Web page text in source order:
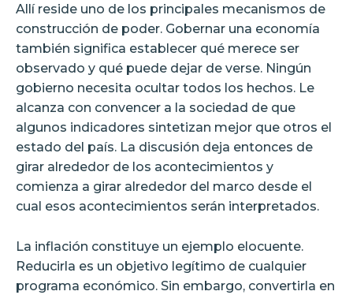
Allí reside uno de los principales mecanismos de
construcción de poder. Gobernar una economía
también significa establecer qué merece ser
observado y qué puede dejar de verse. Ningún
gobierno necesita ocultar todos los hechos. Le
alcanza con convencer a la sociedad de que
algunos indicadores sintetizan mejor que otros el
estado del país. La discusión deja entonces de
girar alrededor de los acontecimientos y
comienza a girar alrededor del marco desde el
cual esos acontecimientos serán interpretados.
La inflación constituye un ejemplo elocuente.
Reducirla es un objetivo legítimo de cualquier
programa económico. Sin embargo, convertirla en